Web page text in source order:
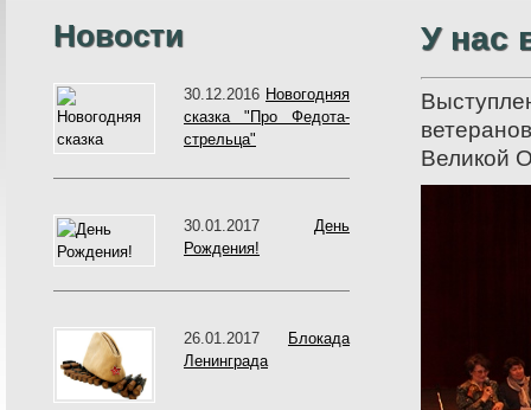
Новости
30.12.2016 Новогодняя
сказка "Про Федота-
стрельца"
30.01.2017 День
Рождения!
26.01.2017
Блокада
Ленинграда
У нас
Великой